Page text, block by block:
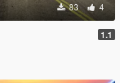
83 4
1.1